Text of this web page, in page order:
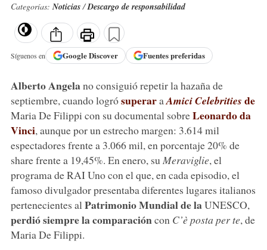
Categorías:Noticias/Descargo de responsabilidad
Síguenos en GoogleDiscover Fuentes preferidas
Alberto Angelano consiguió repetir la hazaña de
septiembre, cuando logrósuperara Amici Celebrities de
Maria De Filippi con su documental sobreLeonardo da
Vinci, aunque por un estrecho margen: 3.614 mil
espectadores frente a 3.066 mil, en porcentaje 20% de
share frente a 19,45%. En enero, su Meraviglie, el
programa de RAI Uno con el que, en cada episodio, el
famoso divulgador presentaba diferentes lugares italianos
pertenecientes al Patrimonio Mundial de laUNESCO,
perdió siempre la comparacióncon C’è posta per te, de
Maria De Filippi.